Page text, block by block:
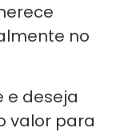
no
e deseja
valor para